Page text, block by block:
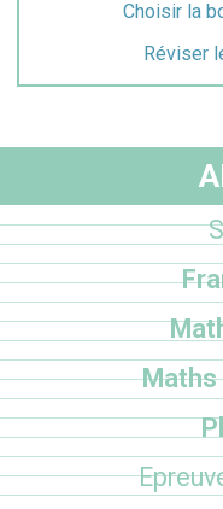
Choisir la
Réviser